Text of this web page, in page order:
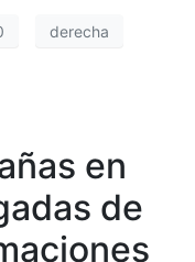
derecha
en
de